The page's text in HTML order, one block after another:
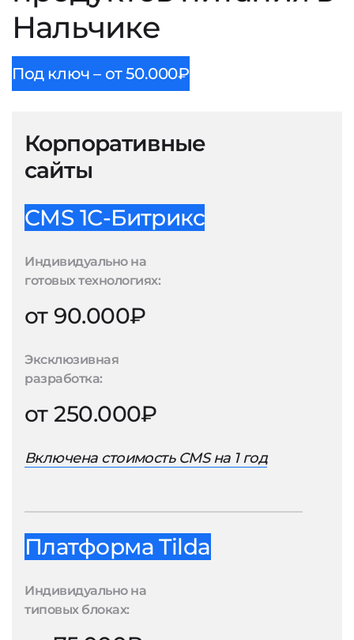
Нальчике
Под ключ – от 50.000₽
Корпоративные
сайты
CMS 1С-Битрикс
Индивидуально на
готовых технологиях:
от 90.000₽
Эксклюзивная
разработка:
от 250.000₽
Включена стоимость CMS на 1 год
Платформа Tilda
Индивидуально на
типовых блоках: